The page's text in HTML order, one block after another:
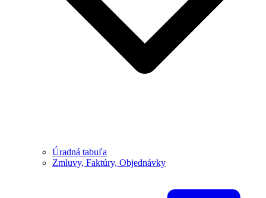
Úradná tabuľa
Zmluvy, Faktúry, Objednávky